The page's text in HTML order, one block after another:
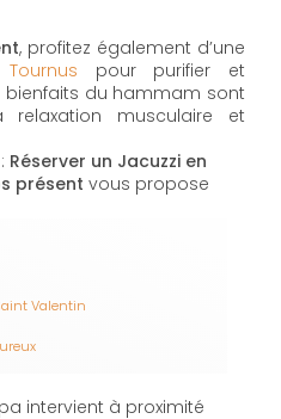
, profitez également d’une
pour purifier et
bienfaits du hammam sont
relaxation musculaire et
Réserver un Jacuzzi en
présent vous propose
Valentin
intervient à proximité